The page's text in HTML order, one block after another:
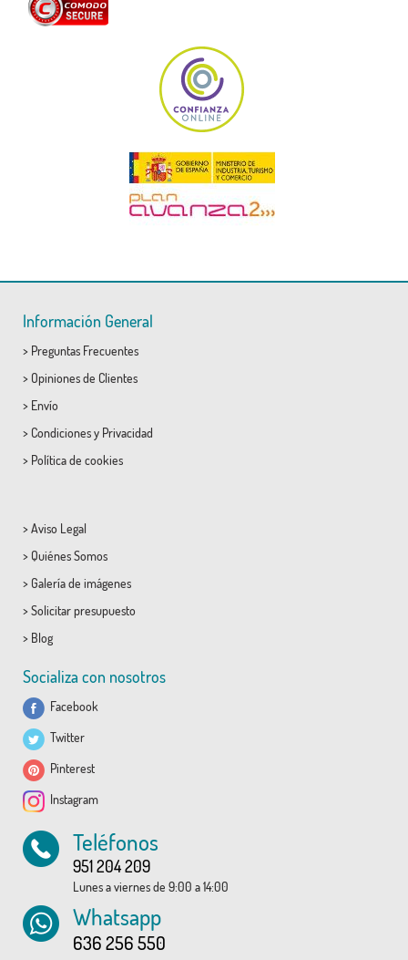
Información General
> Preguntas Frecuentes
> Opiniones de Clientes
> Envío
> Condicionesy Privacidad
> Política de cookies
> Aviso Legal
> Quiénes Somos
> Galería de imágenes
> Solicitar presupuesto
> Blog
Socializa con nosotros
Facebook
Twitter
Pinterest
Instagram
Teléfonos
951 204 209
Lunes a viernes de 9:00 a 14:00
Whatsapp
636 256 550